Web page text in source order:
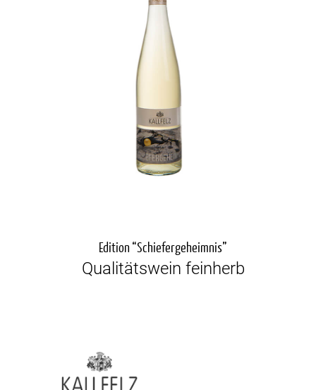
Edition “Schiefergeheimnis”
Qualitätswein feinherb